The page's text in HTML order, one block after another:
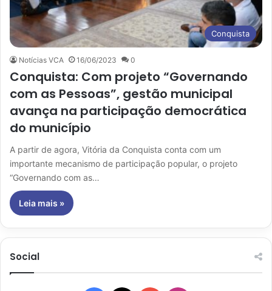
Conquista
Notícias VCA 16/06/2023 0
Conquista: Com projeto “Governando
com as Pessoas”, gestão municipal
avança na participação democrática
do município
A partir de agora, Vitória da Conquista conta com um
importante mecanismo de participação popular, o projeto
“Governando com as…
Leia mais »
Social